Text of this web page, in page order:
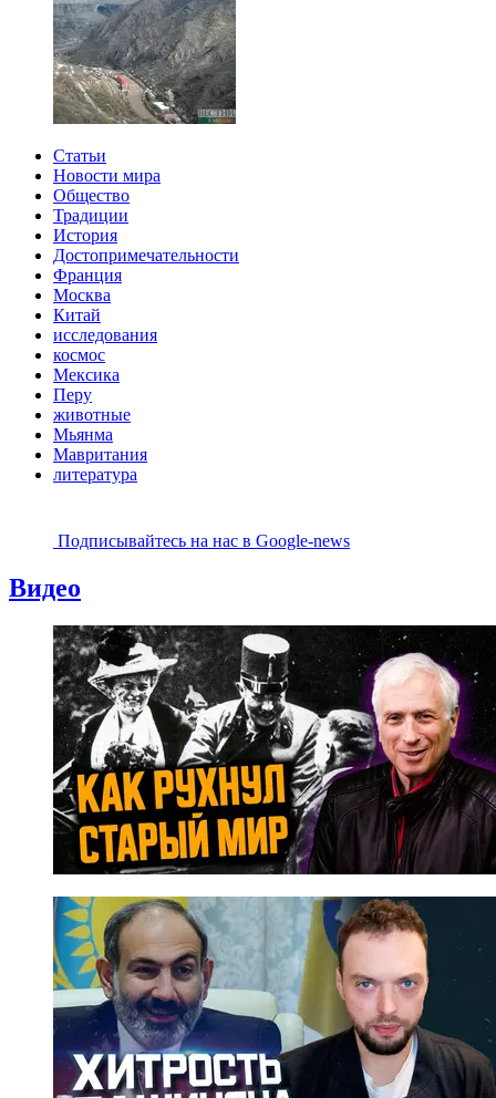
Статьи
Новости мира
Общество
Традиции
История
Достопримечательности
Франция
Москва
Китай
исследования
космос
Мексика
Перу
животные
Мьянма
Мавритания
литература
Подписывайтесь на наc в Google-news
Видео